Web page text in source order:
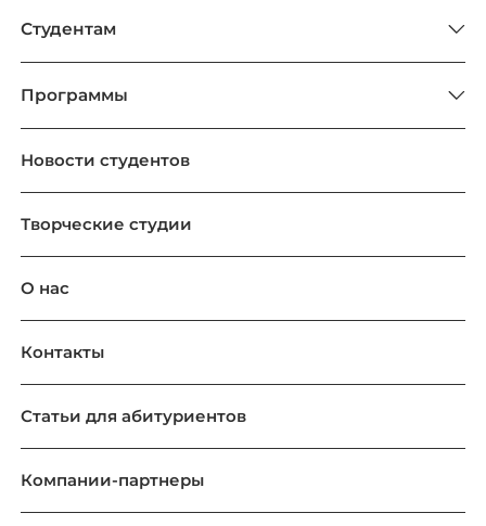
Новости студентов
Творческие студии
О нас
Контакты
Статьи для абитуриентов
Компании-партнеры
Программы
Студентам